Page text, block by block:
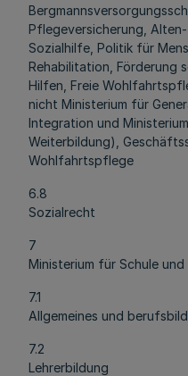
Pflegeversicherung,
Sozialhilfe, Politik für
Rehabilitation, Förderung
Hilfen, Freie
nicht Ministerium für
Integration und
Weiterbildung),
Wohlfahrtspflege
6.8
Sozialrecht
7
Ministerium für Schule
7.1
Allgemeines und
7.2
Lehrerbildung